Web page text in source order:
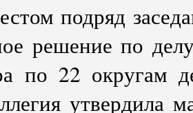
подряд
решение по
по 22 округам
утвердила